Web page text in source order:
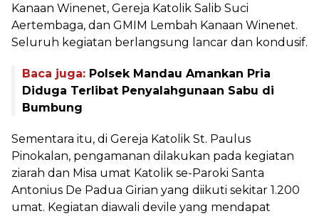
Kanaan Winenet, Gereja Katolik Salib Suci
Aertembaga, dan GMIM Lembah Kanaan Winenet.
Seluruh kegiatan berlangsung lancar dan kondusif.
Baca juga: Polsek Mandau Amankan Pria
Diduga Terlibat Penyalahgunaan Sabu di
Bumbung
Sementara itu, di Gereja Katolik St. Paulus
Pinokalan, pengamanan dilakukan pada kegiatan
ziarah dan Misa umat Katolik se-Paroki Santa
Antonius De Padua Girian yang diikuti sekitar 1.200
umat. Kegiatan diawali devile yang mendapat